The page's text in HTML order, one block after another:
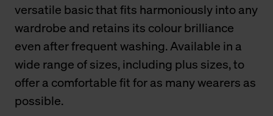
versatile basic that fits harmoniously into any
wardrobe and retains its colour brilliance
even after frequent washing. Available in a
wide range of sizes, including plus sizes, to
offer a comfortable fit for as many wearers as
possible.